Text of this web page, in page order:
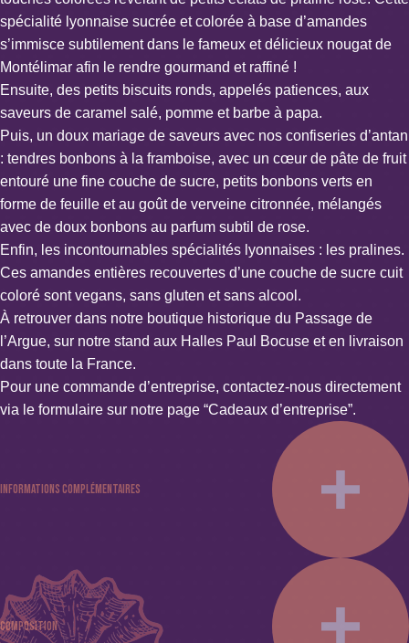
spécialité lyonnaise sucrée et colorée à base d’amandes
s’immisce subtilement dans le fameux et délicieux nougat de
Montélimar afin le rendre gourmand et raffiné !
Ensuite, des petits biscuits ronds, appelés patiences, aux
saveurs de caramel salé, pomme et barbe à papa.
Puis, un doux mariage de saveurs avec nos confiseries d’antan
: tendres bonbons à la framboise, avec un cœur de pâte de fruit
entouré une fine couche de sucre, petits bonbons verts en
forme de feuille et au goût de verveine citronnée, mélangés
avec de doux bonbons au parfum subtil de rose.
Enfin, les incontournables spécialités lyonnaises : les pralines.
Ces amandes entières recouvertes d’une couche de sucre cuit
coloré sont vegans, sans gluten et sans alcool.
À retrouver dans notre boutique historique du Passage de
l’Argue, sur notre stand aux Halles Paul Bocuse et en livraison
dans toute la France.
Pour une commande d’entreprise, contactez-nous directement
via le formulaire sur notre page “Cadeaux d’entreprise”.
Informations complémentaires
Poids : 0.440 kg
Couleur : Jaune, Rose, Rouge, Vert
Spécificités : Sans alcool, Sans conservateur ni stabilisant,
Sans édulcorant, Sans gélatine
Composition